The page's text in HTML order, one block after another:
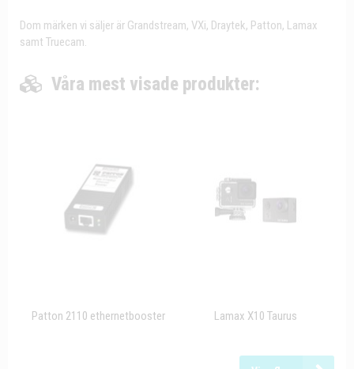
Dom märken vi säljer är Grandstream, VXi, Draytek, Patton, Lamax
samt Truecam.
Våra mest visade produkter:
Patton 2110 ethernetbooster Lamax X10 Taurus